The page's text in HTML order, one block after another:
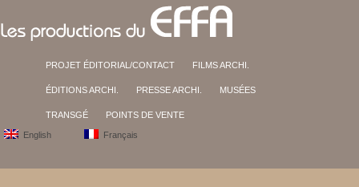
PROJET ÉDITORIAL/CONTACT FILMS ARCHI.
ÉDITIONS ARCHI. PRESSE ARCHI. MUSÉES
TRANSGÉ POINTS DE VENTE
English Français